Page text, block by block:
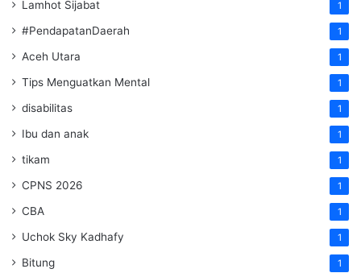
Lamhot Sijabat 1
#PendapatanDaerah 1
Aceh Utara 1
Tips Menguatkan Mental 1
disabilitas 1
Ibu dan anak 1
tikam 1
CPNS 2026 1
CBA 1
Uchok Sky Kadhafy 1
Bitung 1